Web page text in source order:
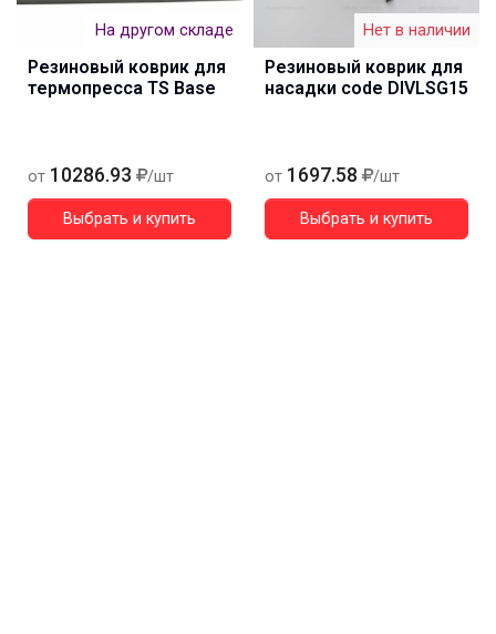
На другом складе
Резиновый коврик для
термопресса TS Base
от 10286.93 /шт
Выбрать и купить
Нет в наличии
Резиновый коврик для
насадки code DIVLSG15
от 1697.58 /шт
Выбрать и купить